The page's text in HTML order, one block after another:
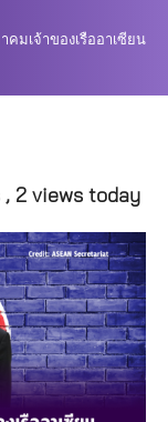
มเจ้าของเรืออาเซียน
, 2 views today